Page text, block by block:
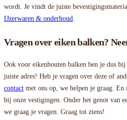
wordt. Je vindt de juiste
IJzerwaren & onderhoud.
Vragen over eiken balken?
Ook voor eikenhouten balken ben je dus
juiste adres! Heb je vragen over deze of
contact met ons op, we helpen je graag.
bij onze vestigingen. Onder het genot van
we graag je vragen. Graag tot ziens!